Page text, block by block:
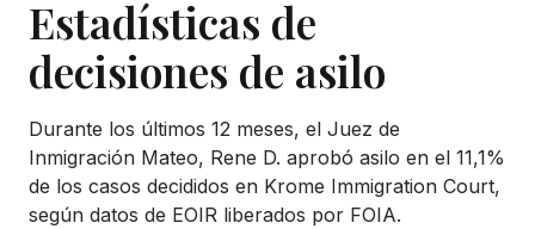
Estadísticas de
decisiones de asilo
Durante los últimos 12 meses, el Juez de
Inmigración Mateo, Rene D. aprobó asilo en el 11,1%
de los casos decididos en Krome Immigration Court,
según datos de EOIR liberados por FOIA.